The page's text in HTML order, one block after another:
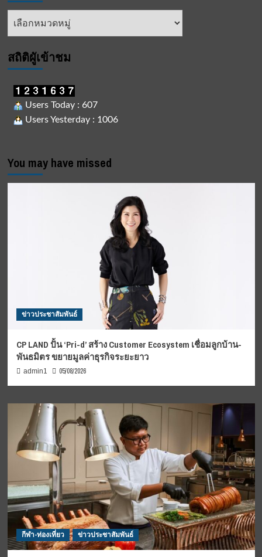
หัวข้อ
สถิติผูัเข้าชม
Users Today : 607
Users Yesterday : 1006
You may have missed
ข่าวประชาสัมพันธ์
CP LAND ปั้น ‘Pri-d’ สร้าง Customer Ecosystem เชื่อมลูกบ้าน-
พันธมิตร ขยายมูลค่าธุรกิจระยะยาว
admin1 05/08/2026
กีฬา-ท่องเที่ยว ข่าวประชาสัมพันธ์